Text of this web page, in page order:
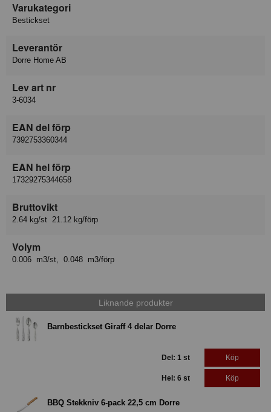
Varukategori
Bestickset
Leverantör
Dorre Home AB
Lev art nr
3-6034
EAN del förp
7392753360344
EAN hel förp
17329275344658
Bruttovikt
2.64 kg/st 21.12 kg/förp
Volym
0.006 m3/st, 0.048 m3/förp
Liknande produkter
Barnbestickset Giraff 4 delar Dorre
Del: 1 st Köp
Hel: 6 st Köp
BBQ Stekkniv 6-pack 22,5 cm Dorre